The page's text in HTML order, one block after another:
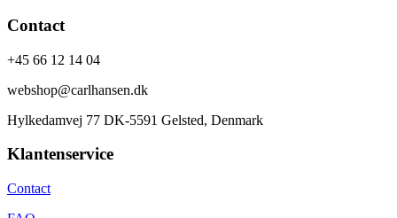
Contact
+45 66 12 14 04
webshop@carlhansen.dk
Hylkedamvej 77 DK-5591 Gelsted, Denmark
Klantenservice
Contact